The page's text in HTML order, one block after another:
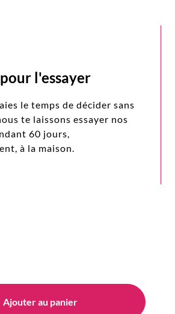
l'essayer
le temps de décider sans
te laissons essayer nos
60 jours,
à la maison.
Ajouter au panier